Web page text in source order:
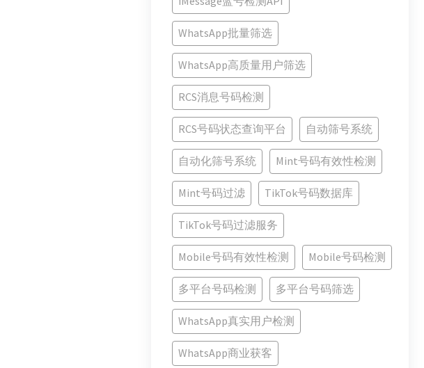
WhatsApp批量筛选
WhatsApp高质量用户筛选
RCS消息号码检测
RCS号码状态查询平台 自动筛号系统
自动化筛号系统 Mint号码有效性检测
Mint号码过滤 TikTok号码数据库
TikTok号码过滤服务
Mobile号码有效性检测 Mobile号码检测
多平台号码检测 多平台号码筛选
WhatsApp真实用户检测
WhatsApp商业获客